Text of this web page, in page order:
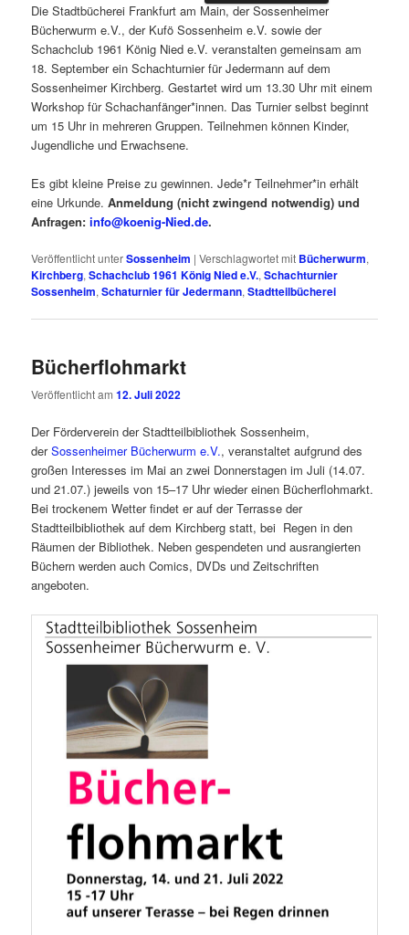
Die Stadtbücherei Frankfurt am Main, der Sossenheimer
Bücherwurm e.V., der Kufö Sossenheim e.V. sowie der
Schachclub 1961 König Nied e.V. veranstalten gemeinsam am
18. September ein Schachturnier für Jedermann auf dem
Sossenheimer Kirchberg. Gestartet wird um 13.30 Uhr mit einem
Workshop für Schachanfänger*innen. Das Turnier selbst beginnt
um 15 Uhr in mehreren Gruppen. Teilnehmen können Kinder,
Jugendliche und Erwachsene.
Es gibt kleine Preise zu gewinnen. Jede*r Teilnehmer*in erhält
eine Urkunde.Anmeldung (nicht zwingend notwendig) und
Anfragen:info@koenig-Nied.de.
Veröffentlicht unterSossenheim |Verschlagwortet mit Bücherwurm,
Kirchberg,Schachclub 1961 König Nied e.V.,Schachturnier
Sossenheim,Schaturnier für Jedermann,Stadtteilbücherei
Bücherflohmarkt
Veröffentlicht am12. Juli 2022
Der Förderverein der Stadtteilbibliothek Sossenheim,
derSossenheimer Bücherwurm e.V., veranstaltet aufgrund des
großen Interesses im Mai an zwei Donnerstagen im Juli (14.07.
und 21.07.) jeweils von 15–17 Uhr wieder einen Bücherflohmarkt.
Bei trockenem Wetter findet er auf der Terrasse der
Stadtteilbibliothek auf dem Kirchberg statt, bei Regen in den
Räumen der Bibliothek. Neben gespendeten und ausrangierten
Büchern werden auch Comics, DVDs und Zeitschriften
angeboten.